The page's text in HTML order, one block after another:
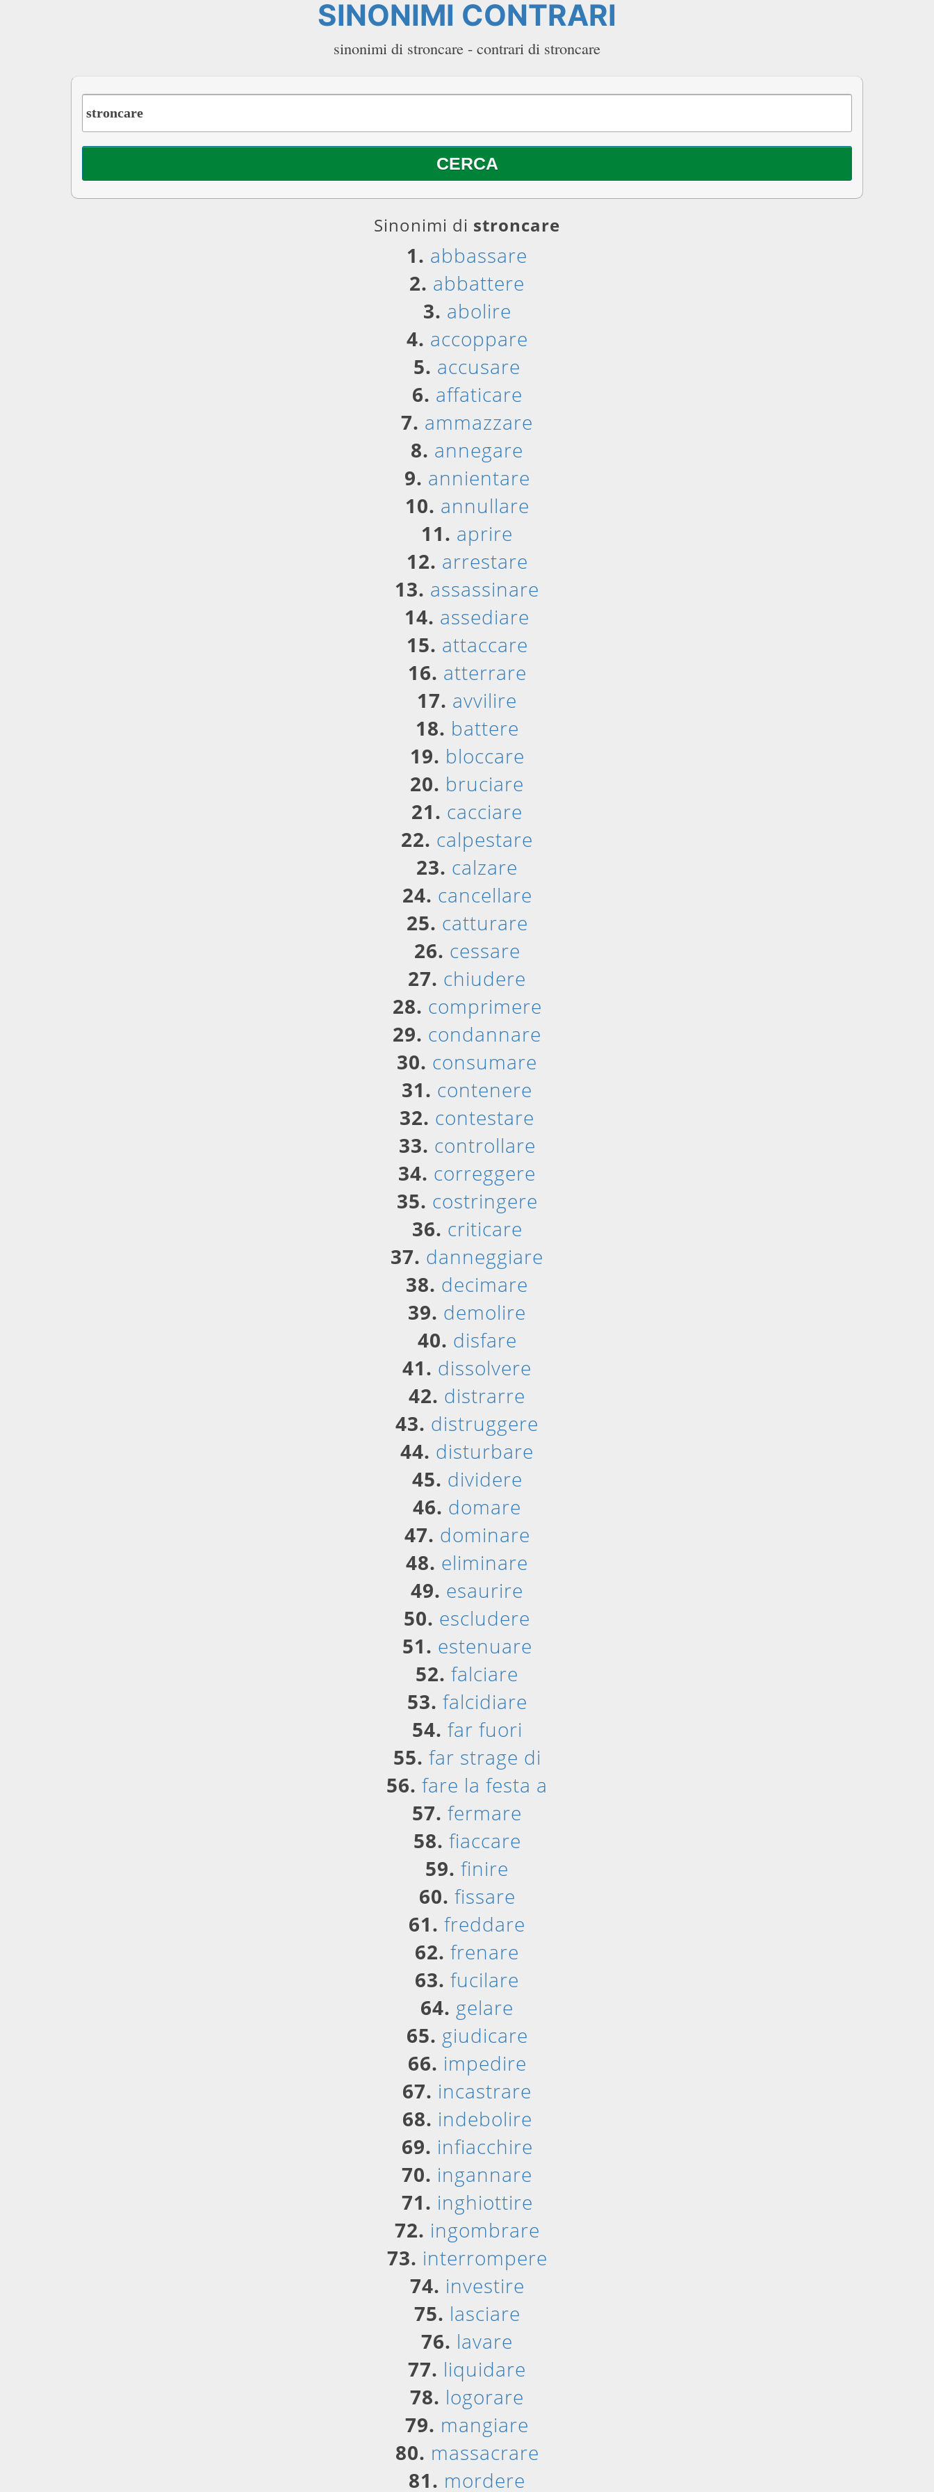
SINONIMI CONTRARI
sinonimi di stroncare - contrari di stroncare
Sinonimi di stroncare
1. abbassare
2. abbattere
3. abolire
4. accoppare
5. accusare
6. affaticare
7. ammazzare
8. annegare
9. annientare
10. annullare
11. aprire
12. arrestare
13. assassinare
14. assediare
15. attaccare
16. atterrare
17. avvilire
18. battere
19. bloccare
20. bruciare
21. cacciare
22. calpestare
23. calzare
24. cancellare
25. catturare
26. cessare
27. chiudere
28. comprimere
29. condannare
30. consumare
31. contenere
32. contestare
33. controllare
34. correggere
35. costringere
36. criticare
37. danneggiare
38. decimare
39. demolire
40. disfare
41. dissolvere
42. distrarre
43. distruggere
44. disturbare
45. dividere
46. domare
47. dominare
48. eliminare
49. esaurire
50. escludere
51. estenuare
52. falciare
53. falcidiare
54. far fuori
55. far strage di
56. fare la festa a
57. fermare
58. fiaccare
59. finire
60. fissare
61. freddare
62. frenare
63. fucilare
64. gelare
65. giudicare
66. impedire
67. incastrare
68. indebolire
69. infiacchire
70. ingannare
71. inghiottire
72. ingombrare
73. interrompere
74. investire
75. lasciare
76. lavare
77. liquidare
78. logorare
79. mangiare
80. massacrare
81. mordere